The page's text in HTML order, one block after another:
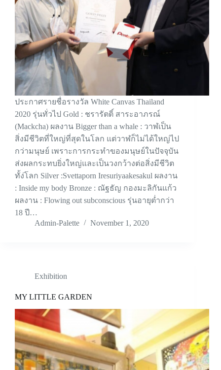
ประกาศรายชื่อรางวัล White Canvas Thailand
2020 รุ่นทั่วไป Gold : ชรารัตติ์ สาระอาภรณ์
(Mackcha) ผลงาน Bigger than a whale : วาฬเป็น
สิ่งมีชีวิตที่ใหญ่ที่สุดในโลก แต่วาฬก็ไม่ได้ใหญ่ไป
กว่ามนุษย์ เพราะการกระทำของมนุษย์ในปัจจุบัน
ส่งผลกระทบยิ่งใหญ่และเป็นวงกว้างต่อสิ่งมีชีวิต
ทั้ง่โลก Silver :Svettaporn Iresuriyaakesakul ผลงาน
: Inside my body Bronze : ณัฐธัญ กองมะลิกันแก้ว
ผลงาน : Flowing out subconscious รุ่นอายุต่ำกว่า
18 ปี…
Admin-Palette
November 1, 2020
Exhibition
MY LITTLE GARDEN